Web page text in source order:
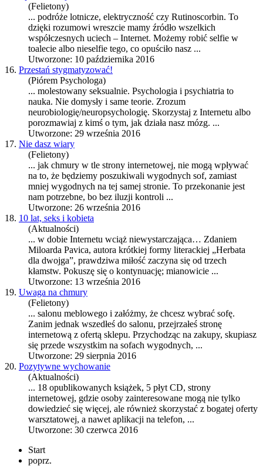
(Felietony)
... podróże lotnicze, elektryczność czy Rutinoscorbin. To
dzięki rozumowi wreszcie mamy źródło wszelkich
współczesnych uciech – Internet. Możemy robić selfie w
toalecie albo nieselfie tego, co opuściło nasz ...
Utworzone: 10 października 2016
16. Przestań stygmatyzować!
(Piórem Psychologa)
... molestowany seksualnie. Psychologia i psychiatria to
nauka. Nie domysły i same teorie. Zrozum
neurobiologię/neuropsychologię. Skorzystaj z Internetu albo
porozmawiaj z kimś o tym, jak działa nasz mózg. ...
Utworzone: 29 września 2016
17. Nie dasz wiary
(Felietony)
... jak chmury w tle strony internetowej, nie mogą wpływać
na to, że będziemy poszukiwali wygodnych sof, zamiast
mniej wygodnych na tej samej stronie. To przekonanie jest
nam potrzebne, bo bez iluzji kontroli ...
Utworzone: 26 września 2016
18. 10 lat, seks i kobieta
(Aktualności)
... w dobie Internetu wciąż niewystarczająca… Zdaniem
Miloarda Pavica, autora krótkiej formy literackiej „Herbata
dla dwojga”, prawdziwa miłość zaczyna się od trzech
kłamstw. Pokuszę się o kontynuację; mianowicie ...
Utworzone: 13 września 2016
19. Uwaga na chmury
(Felietony)
... salonu meblowego i załóżmy, że chcesz wybrać sofę.
Zanim jednak wszedłeś do salonu, przejrzałeś stronę
internetową z ofertą sklepu. Przychodząc na zakupy, skupiasz
się przede wszystkim na sofach wygodnych, ...
Utworzone: 29 sierpnia 2016
20. Pozytywne wychowanie
(Aktualności)
... 18 opublikowanych książek, 5 płyt CD, strony
internetowej, gdzie osoby zainteresowane mogą nie tylko
dowiedzieć się więcej, ale również skorzystać z bogatej oferty
warsztatowej, a nawet aplikacji na telefon, ...
Utworzone: 30 czerwca 2016
Start
poprz.